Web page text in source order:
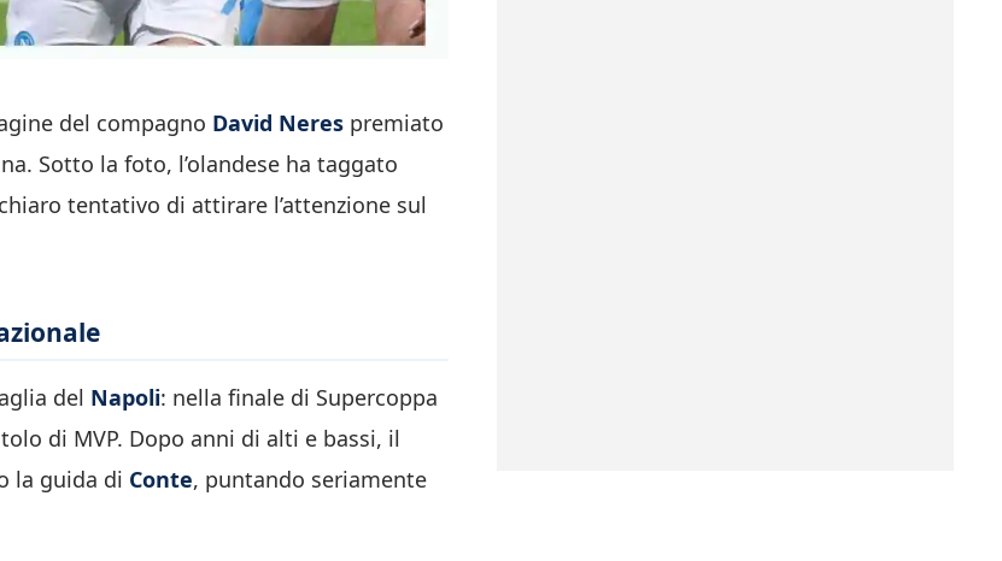
del compagno David Neres premiato
Sotto la foto, l’olandese ha taggato
tentativo di attirare l’attenzione sul
del Napoli: nella finale di Supercoppa
di MVP. Dopo anni di alti e bassi, il
la guida di Conte, puntando seriamente